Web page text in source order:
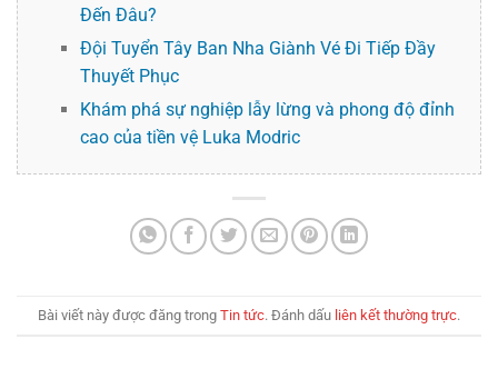
Đến Đâu?
Đội Tuyển Tây Ban Nha Giành Vé Đi Tiếp Đầy
Thuyết Phục
Khám phá sự nghiệp lẫy lừng và phong độ đỉnh
cao của tiền vệ Luka Modric
Bài viết này được đăng trong Tin tức. Đánh dấu liên kết thường trực.